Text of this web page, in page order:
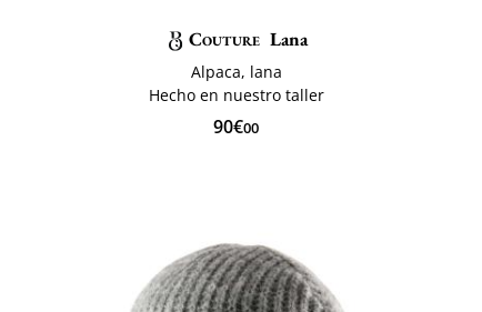
Couture Lana
Alpaca, lana
Hecho en nuestro taller
90€00